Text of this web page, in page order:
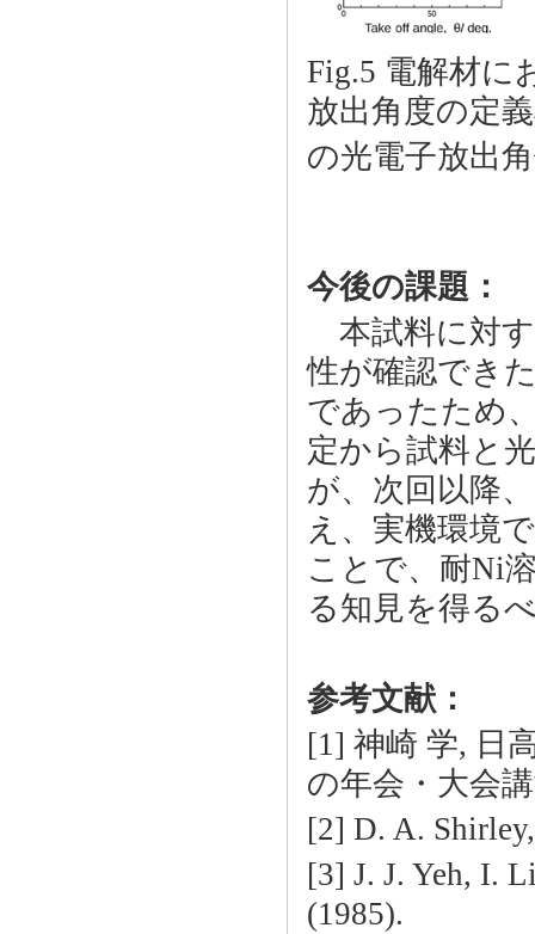
Fig.5 電解材
放出角度の定
の光電子放出
今後の課題：
本試料に対す
性が確認でき
であったため
定から試料と
が、次回以降
え、実機環境
ことで、耐Ni
る知見を得る
参考文献：
[1] 神崎 学, 日
の年会・大会
[2] D. A.
[3] J. J. Yeh, I.
(1985).